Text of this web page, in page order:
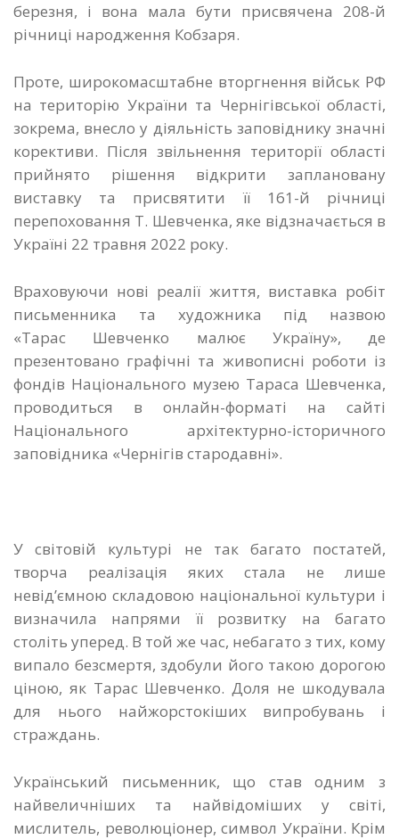
березня, і вона мала бути присвячена 208-й
річниці народження Кобзаря.
Проте, широкомасштабне вторгнення військ РФ
на територію України та Чернігівської області,
зокрема, внесло у діяльність заповіднику значні
корективи. Після звільнення території області
прийнято рішення відкрити заплановану
виставку та присвятити її 161-й річниці
перепоховання Т. Шевченка, яке відзначається в
Україні 22 травня 2022 року.
Враховуючи нові реалії життя, виставка робіт
письменника та художника під назвою
«Тарас Шевченко малює Україну», де
презентовано графічні та живописні роботи із
фондів Національного музею Тараса Шевченка,
проводиться в онлайн-форматі на сайті
Національного архітектурно-історичного
заповідника «Чернігів стародавні».
У світовій культурі не так багато постатей,
творча реалізація яких стала не лише
невід’ємною складовою національної культури і
визначила напрями її розвитку на багато
століть уперед. В той же час, небагато з тих, кому
випало безсмертя, здобули його такою дорогою
ціною, як Тарас Шевченко. Доля не шкодувала
для нього найжорстокіших випробувань і
страждань.
Український письменник, що став одним з
найвеличніших та найвідоміших у світі,
мислитель, революціонер, символ України. Крім